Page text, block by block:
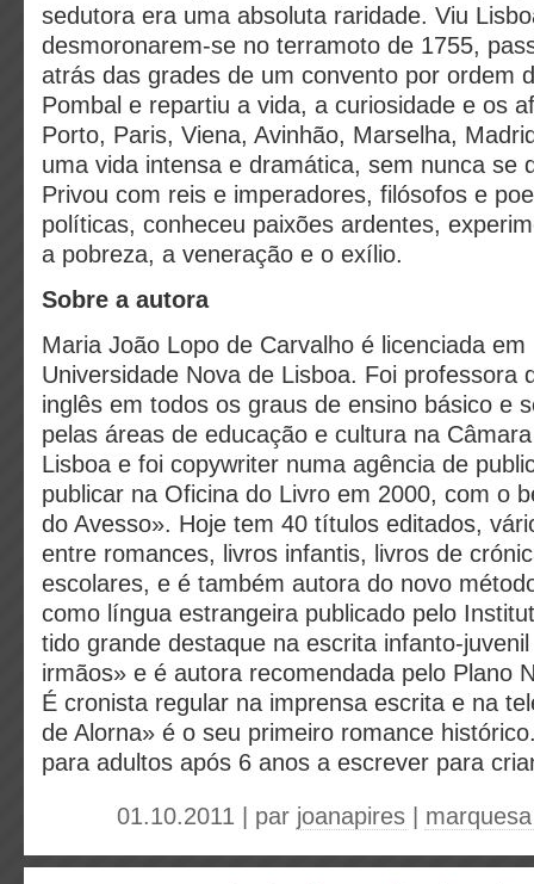
sedutora era uma absoluta raridade. Viu
desmoronarem-se no terramoto de 1755,
atrás das grades de um convento por ordem
Pombal e repartiu a vida, a curiosidade e os
Porto, Paris, Viena, Avinhão, Marselha,
uma vida intensa e dramática, sem nunca se
Privou com reis e imperadores, filósofos e
políticas, conheceu paixões ardentes,
a pobreza, a veneração e o exílio.
Sobre a autora
Maria João Lopo de Carvalho é licenciada em
Universidade Nova de Lisboa. Foi professora
inglês em todos os graus de ensino básico e
pelas áreas de educação e cultura na
Lisboa e foi copywriter numa agência de
publicar na Oficina do Livro em 2000, com o
do Avesso». Hoje tem 40 títulos editados,
entre romances, livros infantis, livros de
escolares, e é também autora do novo
como língua estrangeira publicado pelo
tido grande destaque na escrita infanto-
irmãos» e é autora recomendada pelo Plano
É cronista regular na imprensa escrita e na
de Alorna» é o seu primeiro romance
para adultos após 6 anos a escrever para
01.10.2011 | par joanapires